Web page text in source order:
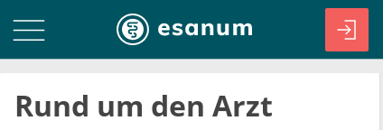
Rund um den Arzt